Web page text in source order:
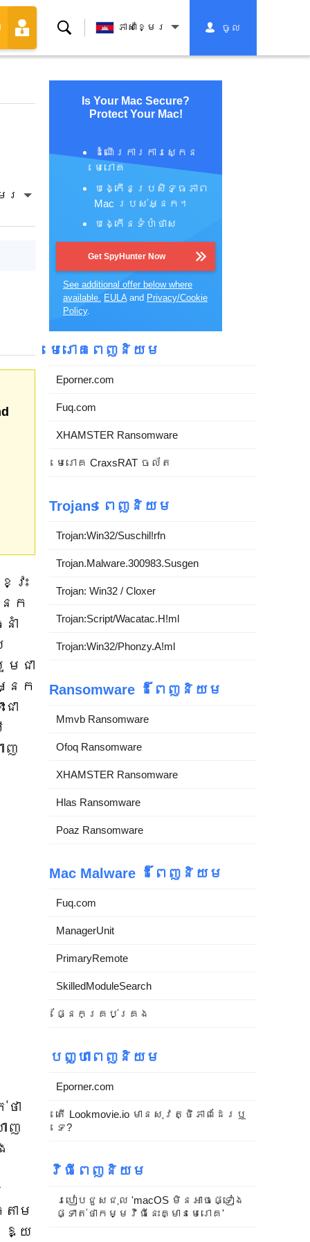
ស្វែងរក ភាសាខ្មែរ ចូល
ែរ
វះ
នក
ាំ
មជា
នក
ា
ញ
ា
ញ
ាម
ឱ្យ
Is Your Mac Secure?
Protect Your Mac!
ដំណើរការការស្កេន
មេរោគ
បង្កើនប្រសិទ្ធភាព
Mac របស់អ្នក។
បង្កើនទំហំថាស
Get SpyHunter Now
See additional offer below where
available. EULAand Privacy/Cookie
Policy.
មេរោគពេញនិយម
Eporner.com
Fuq.com
XHAMSTER Ransomware
មេរោគ CraxsRAT ចល័ត
Trojans ពេញនិយម
Trojan:Win32/Suschil!rfn
Trojan.Malware.300983.Susgen
Trojan: Win32 / Cloxer
Trojan:Script/Wacatac.H!ml
Trojan:Win32/Phonzy.A!ml
Ransomware ដ៏ពេញនិយម
Mmvb Ransomware
Ofoq Ransomware
XHAMSTER Ransomware
Hlas Ransomware
Poaz Ransomware
Mac Malware ដ៏ពេញនិយម
Fuq.com
ManagerUnit
PrimaryRemote
SkilledModuleSearch
ផ្នែកគ្រប់គ្រង
បញ្ហាពេញនិយម
Eporner.com
តើ Lookmovie.io មានសុវត្ថិភាពដែរឬ
ទេ?
វិធីពេញនិយម
របៀបជួសជុល 'macOS មិនអាចផ្ទៀង
ផ្ទាត់ថាកម្មវិធីនេះគ្មានមេរោគ'